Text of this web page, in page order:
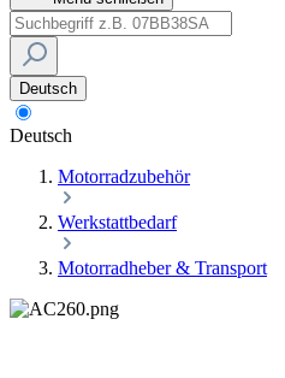
Deutsch
Deutsch
Motorradzubehör
Werkstattbedarf
Motorradheber & Transport